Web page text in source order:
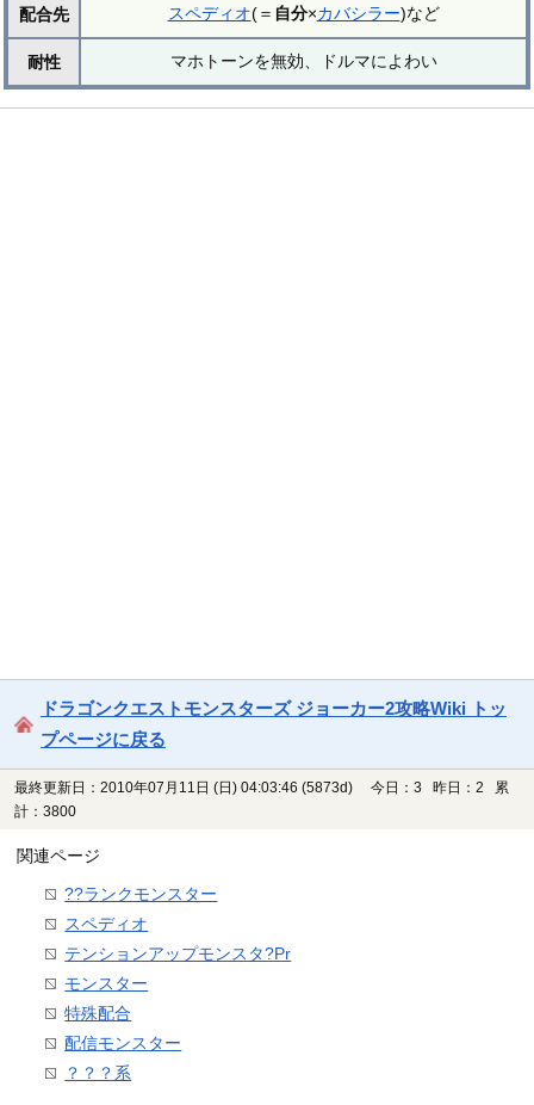
配合先 スペディオ(＝ 自分×カバシラー)など
耐性 マホトーンを無効、ドルマによわい
ドラゴンクエストモンスターズ ジョーカー2攻略Wiki トッ
プページに戻る
最終更新日：2010年07月11日 (日) 04:03:46 (5873d)
今日：3 昨日：2 累
計：3800
関連ページ
??ランクモンスター
スペディオ
テンションアップモンスタ?Pr
モンスター
特殊配合
配信モンスター
？？？系